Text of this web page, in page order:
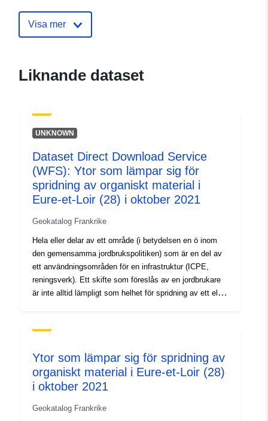
d9b8f86fc6f3
Typ:
Resurs:
http://inspire.ec.europa.eu/
codelist/SpatialDataServiceType/
Visa mer
Liknande dataset
UNKNOWN
Dataset Direct Download Service
(WFS): Ytor som lämpar sig för
spridning av organiskt material i
Eure-et-Loir (28) i oktober 2021
Geokatalog Frankrike
Hela eller delar av ett område (i betydelsen en ö inom
den gemensamma jordbrukspolitiken) som är en del av
ett användningsområden för en infrastruktur (ICPE,
reningsverk). Ett skifte som föreslås av en jordbrukare
är inte alltid lämpligt som helhet för spridning av ett eller
inom tomten. För en produkt kan ett kompetensområde
restriktionsförmåga (jord, flod, bostad) – 2 = total
lämplighet, utan begränsning Detta skikt beskriver
dessa kompetensområden. Hela eller delar av ett
jordbrukspolitiken) som är en del av ett
Ytor som lämpar sig för spridning av
organiskt material i Eure-et-Loir (28)
i oktober 2021
Geokatalog Frankrike